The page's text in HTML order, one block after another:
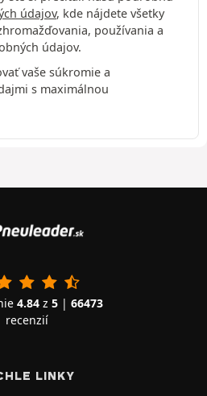
údajov, kde nájdete všetky
používania a
údajov.
vaše súkromie a
s maximálnou
4.84z 5| 66473
recenzií
LINKY